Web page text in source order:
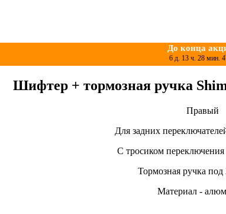
До конца
6 д. 13 ч. 28 мин.
Шифтер + тормозная ручка
Правый
Для задних
С тросиком
Тормозная ручка под
Материал -